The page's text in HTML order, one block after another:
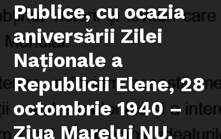
Publice, cu ocazia
aniversării Zilei
Naţionale a
Republicii Elene, 28
octombrie 1940 –
Ziua Marelui NU.